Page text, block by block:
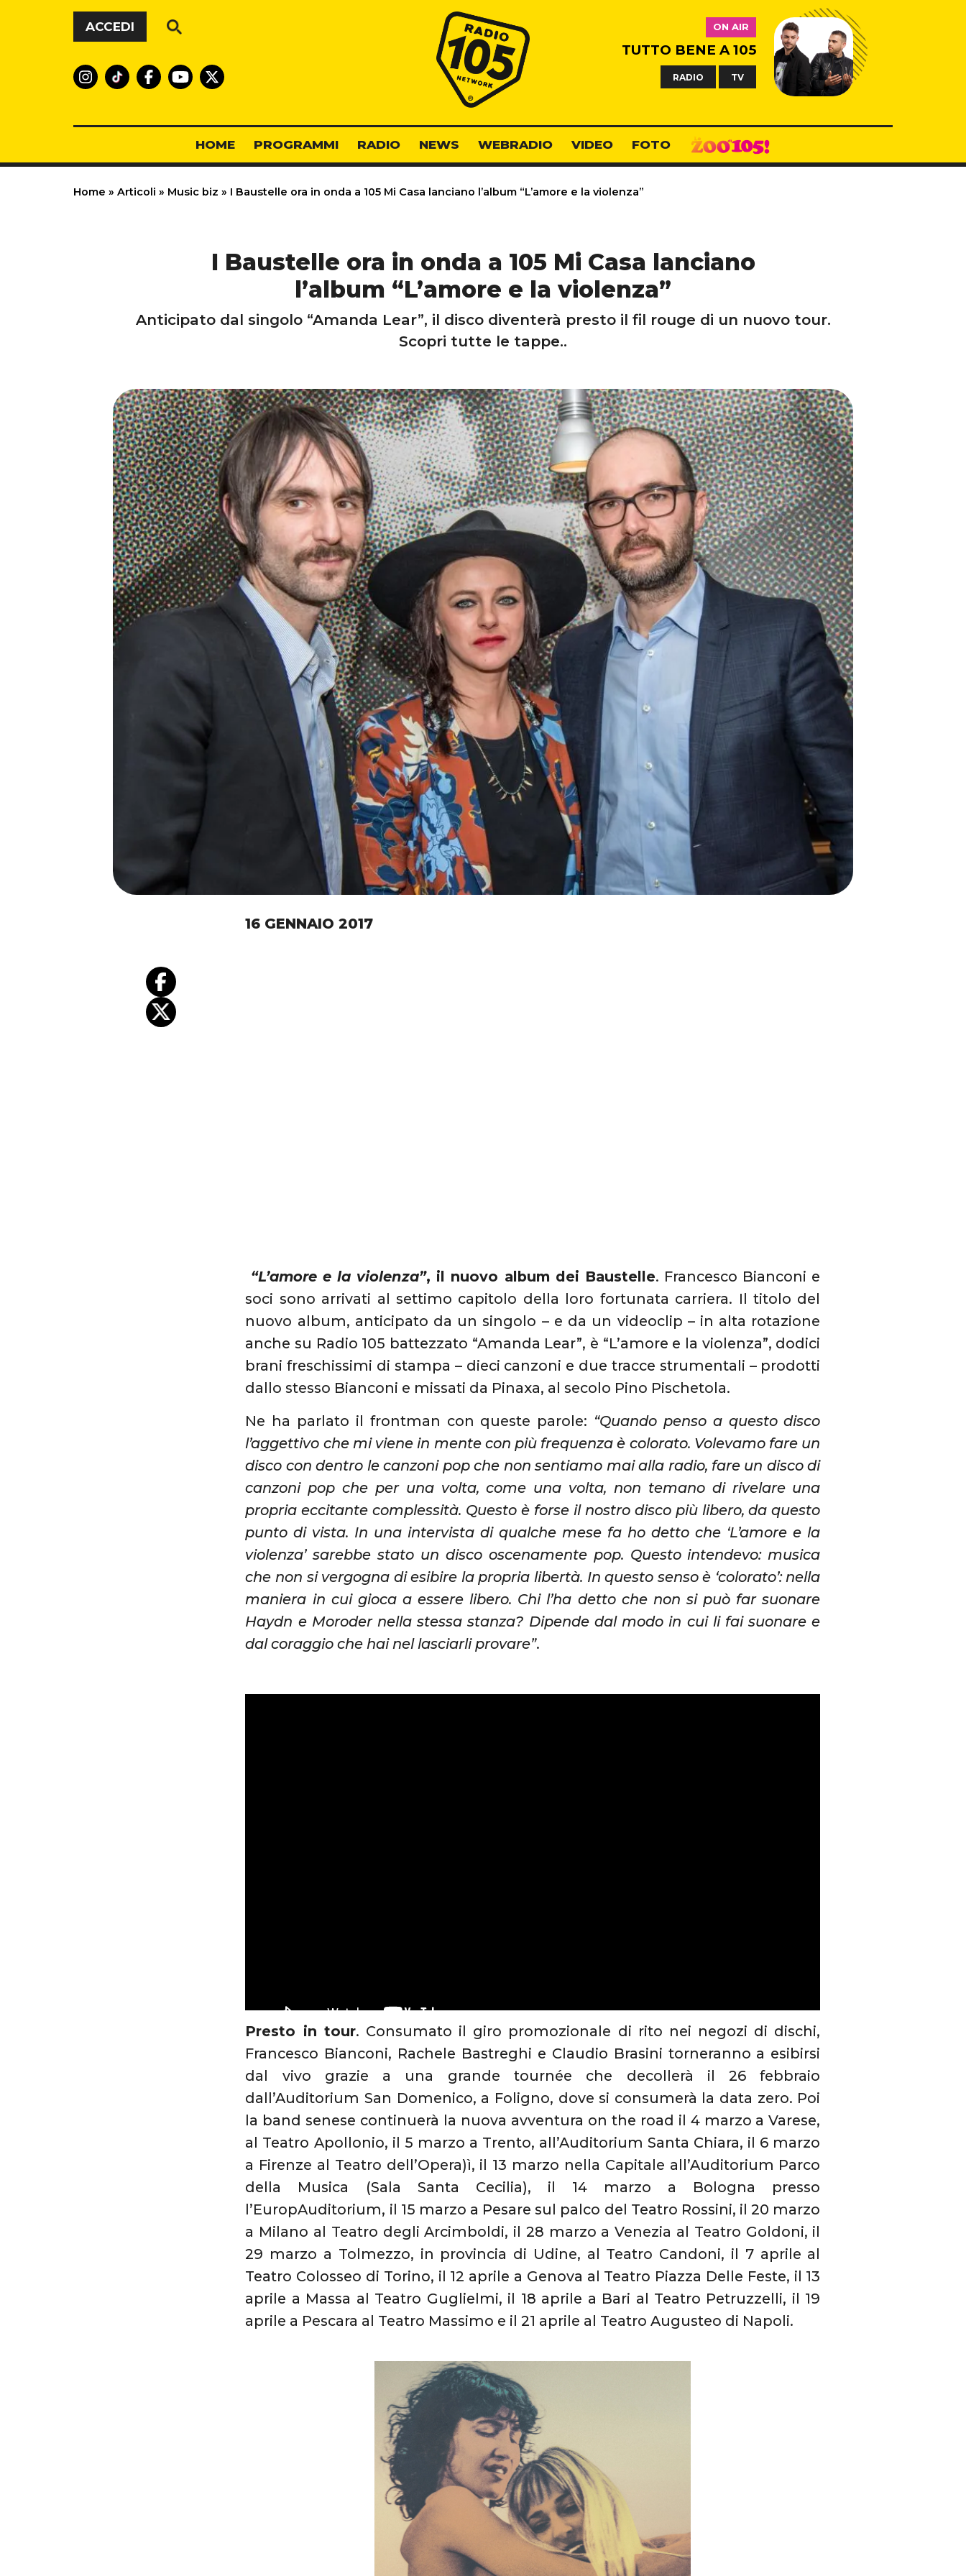
Vai al contenuto
ACCEDI
Radio 105
ON AIR
TUTTO BENE A 105
RADIO TV
HOME PROGRAMMI RADIO NEWS WEBRADIO VIDEO FOTO
Home » Articoli » Music biz » I Baustelle ora in onda a 105 Mi Casa lanciano l’album “L’amore e la violenza”
I Baustelle ora in onda a 105 Mi Casa lanciano
l’album “L’amore e la violenza”
Anticipato dal singolo “Amanda Lear”, il disco diventerà presto il fil rouge di un nuovo tour.
Scopri tutte le tappe..
16 GENNAIO 2017
“L’amore e la violenza”, il nuovo album dei Baustelle. Francesco Bianconi e
soci sono arrivati al settimo capitolo della loro fortunata carriera. Il titolo del
nuovo album, anticipato da un singolo – e da un videoclip – in alta rotazione
anche su Radio 105 battezzato “Amanda Lear”, è “L’amore e la violenza”, dodici
brani freschissimi di stampa – dieci canzoni e due tracce strumentali – prodotti
dallo stesso Bianconi e missati da Pinaxa, al secolo Pino Pischetola.
Ne ha parlato il frontman con queste parole: “Quando penso a questo disco
l’aggettivo che mi viene in mente con più frequenza è colorato. Volevamo fare un
disco con dentro le canzoni pop che non sentiamo mai alla radio, fare un disco di
canzoni pop che per una volta, come una volta, non temano di rivelare una
propria eccitante complessità. Questo è forse il nostro disco più libero, da questo
punto di vista. In una intervista di qualche mese fa ho detto che ‘L’amore e la
violenza’ sarebbe stato un disco oscenamente pop. Questo intendevo: musica
che non si vergogna di esibire la propria libertà. In questo senso è ‘colorato’: nella
maniera in cui gioca a essere libero. Chi l’ha detto che non si può far suonare
Haydn e Moroder nella stessa stanza? Dipende dal modo in cui li fai suonare e
dal coraggio che hai nel lasciarli provare”.
Presto in tour. Consumato il giro promozionale di rito nei negozi di dischi,
Francesco Bianconi, Rachele Bastreghi e Claudio Brasini torneranno a esibirsi
dal vivo grazie a una grande tournée che decollerà il 26 febbraio
dall’Auditorium San Domenico, a Foligno, dove si consumerà la data zero. Poi
la band senese continuerà la nuova avventura on the road il 4 marzo a Varese,
al Teatro Apollonio, il 5 marzo a Trento, all’Auditorium Santa Chiara, il 6 marzo
a Firenze al Teatro dell’Opera)ì, il 13 marzo nella Capitale all’Auditorium Parco
della Musica (Sala Santa Cecilia), il 14 marzo a Bologna presso
l’EuropAuditorium, il 15 marzo a Pesare sul palco del Teatro Rossini, il 20 marzo
a Milano al Teatro degli Arcimboldi, il 28 marzo a Venezia al Teatro Goldoni, il
29 marzo a Tolmezzo, in provincia di Udine, al Teatro Candoni, il 7 aprile al
Teatro Colosseo di Torino, il 12 aprile a Genova al Teatro Piazza Delle Feste, il 13
aprile a Massa al Teatro Guglielmi, il 18 aprile a Bari al Teatro Petruzzelli, il 19
aprile a Pescara al Teatro Massimo e il 21 aprile al Teatro Augusteo di Napoli.